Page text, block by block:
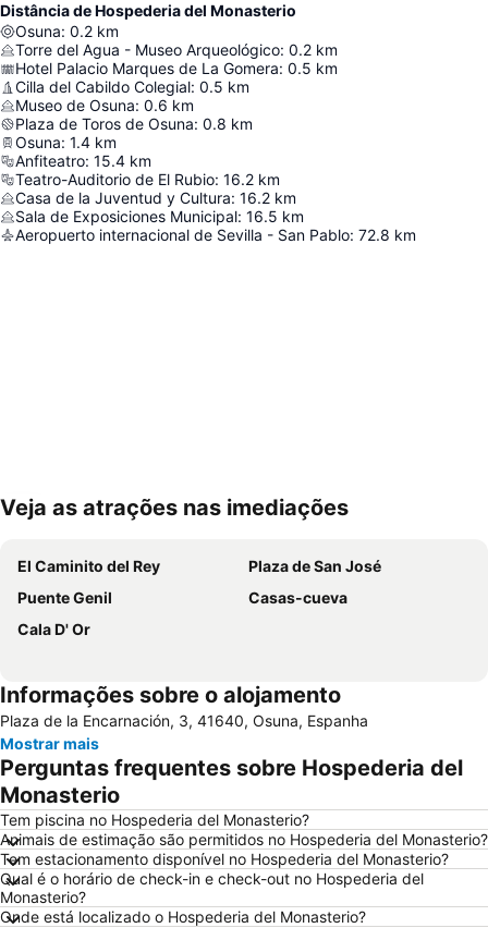
Distância de Hospederia del Monasterio
Osuna: 0.2 km
Torre del Agua - Museo Arqueológico: 0.2 km
Hotel Palacio Marques de La Gomera: 0.5 km
Cilla del Cabildo Colegial: 0.5 km
Museo de Osuna: 0.6 km
Plaza de Toros de Osuna: 0.8 km
Osuna: 1.4 km
Anfiteatro: 15.4 km
Teatro-Auditorio de El Rubio: 16.2 km
Casa de la Juventud y Cultura: 16.2 km
Sala de Exposiciones Municipal: 16.5 km
Aeropuerto internacional de Sevilla - San Pablo: 72.8 km
Ampliar mapa
Veja as atrações nas imediações
El Caminito del Rey
Plaza de San José
Puente Genil
Casas-cueva
Cala D' Or
Informações sobre o alojamento
Plaza de la Encarnación, 3, 41640, Osuna, Espanha
Mostrar mais
Perguntas frequentes sobre Hospederia del
Monasterio
Tem piscina no Hospederia del Monasterio?
Animais de estimação são permitidos no Hospederia del Monasterio?
Tem estacionamento disponível no Hospederia del Monasterio?
Qual é o horário de check-in e check-out no Hospederia del
Monasterio?
Onde está localizado o Hospederia del Monasterio?